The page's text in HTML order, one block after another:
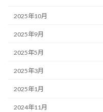
2025年10月
2025年9月
2025年5月
2025年3月
2025年1月
2024年11月